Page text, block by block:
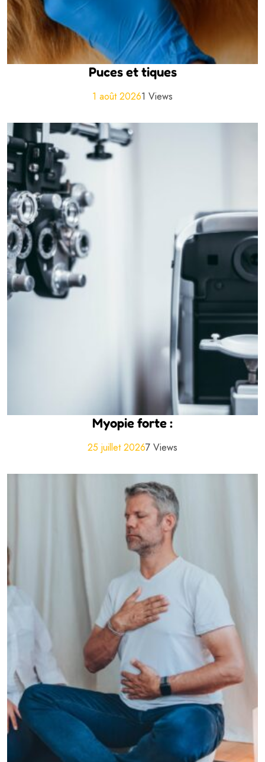
Puces et tiques
1 août 20261 Views
Myopie forte :
25 juillet 20267 Views